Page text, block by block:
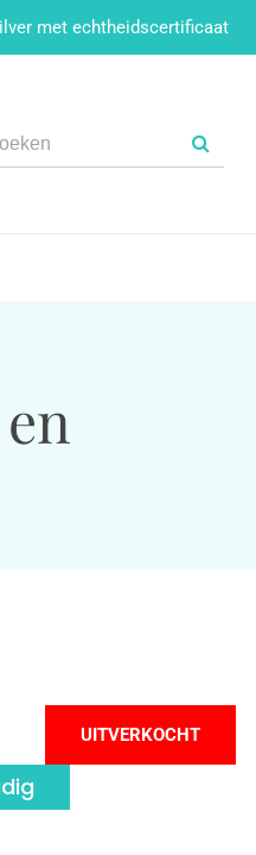
met echtheidscertificaat
UITVERKOCHT